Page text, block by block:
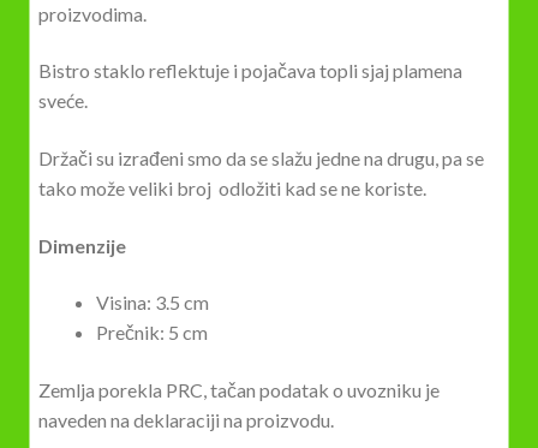
proizvodima.
Bistro staklo reflektuje i pojačava topli sjaj plamena
sveće.
Držači su izrađeni smo da se slažu jedne na drugu, pa se
tako može veliki broj odložiti kad se ne koriste.
Dimenzije
Visina: 3.5 cm
Prečnik: 5 cm
Zemlja porekla PRC, tačan podatak o uvozniku je
naveden na deklaraciji na proizvodu.